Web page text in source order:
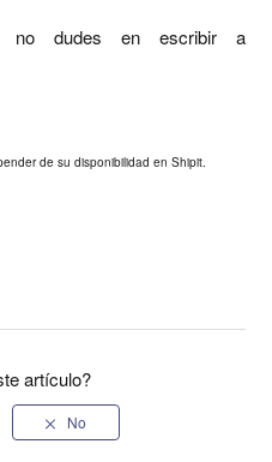
no dudes en escribir a
de su disponibilidad en Shipit.
artículo?